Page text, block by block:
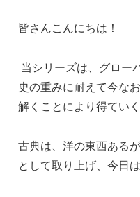
c
b
o
o
k
k
dI
n
n
g
er
皆さんこんにちは！
当シリーズは、グロー
史の重みに耐えて今な
解くことにより得ていく
古典は、洋の東西ある
として取り上げ、今日